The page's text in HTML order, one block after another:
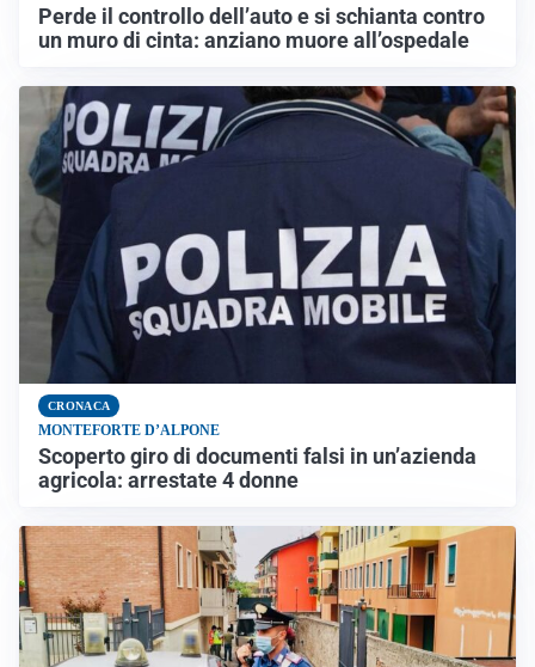
Perde il controllo dell’auto e si schianta contro
un muro di cinta: anziano muore all’ospedale
CRONACA
MONTEFORTE D’ALPONE
Scoperto giro di documenti falsi in un’azienda
agricola: arrestate 4 donne